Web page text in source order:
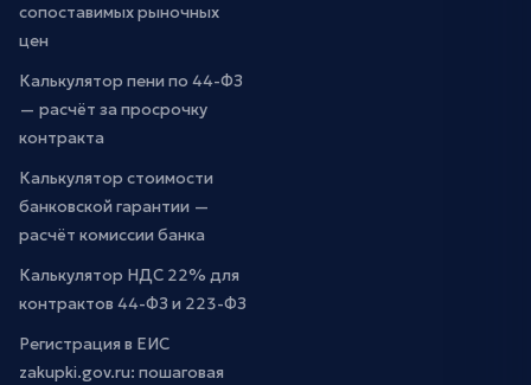
сопоставимых рыночных
цен
Калькулятор пени по 44-ФЗ
— расчёт за просрочку
контракта
Калькулятор стоимости
банковской гарантии —
расчёт комиссии банка
Калькулятор НДС 22% для
контрактов 44-ФЗ и 223-ФЗ
Регистрация в ЕИС
zakupki.gov.ru: пошаговая